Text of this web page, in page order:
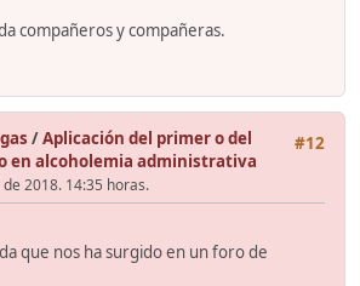
compañeros y compañeras.
#12
/Aplicación del primer o del
en alcoholemia administrativa
2018. 14:35 horas.
que nos ha surgido en un foro de